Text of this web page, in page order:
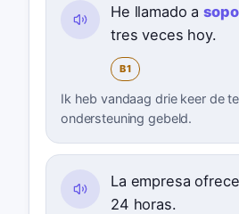
He llamado a
tres veces hoy.
B1
Ik heb vandaag drie keer de
ondersteuning gebeld.
La empresa ofrece
24 horas.